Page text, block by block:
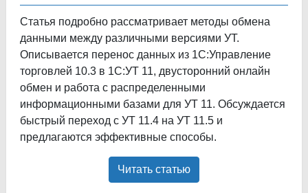
Статья подробно рассматривает методы обмена
данными между различными версиями УТ.
Описывается перенос данных из 1С:Управление
торговлей 10.3 в 1С:УТ 11, двусторонний онлайн
обмен и работа с распределенными
информационными базами для УТ 11. Обсуждается
быстрый переход с УТ 11.4 на УТ 11.5 и
предлагаются эффективные способы.
Читать статью